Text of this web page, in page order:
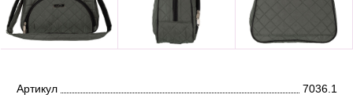
Артикул 7036.1